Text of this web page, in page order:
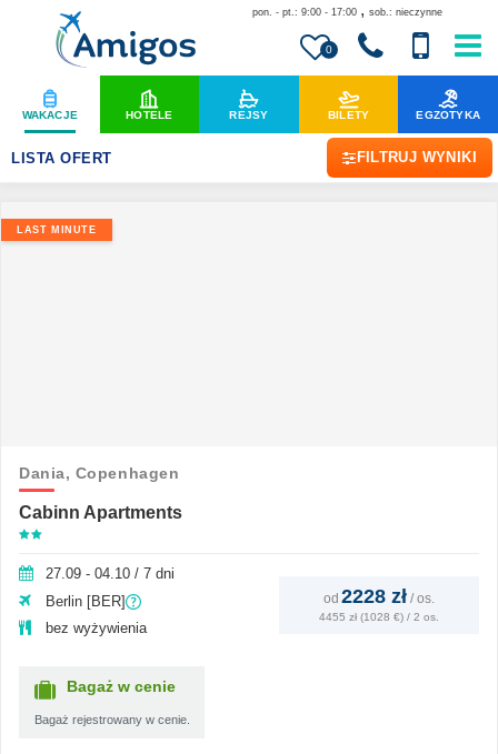
0
pon. - pt.: 9:00 - 17:00 , sob.: nieczynne
WAKACJE HOTELE REJSY BILETY EGZOTYKA
LISTA OFERT FILTRUJ WYNIKI
LAST MINUTE
Dania, Copenhagen
Cabinn Apartments
27.09 - 04.10 / 7 dni
Berlin [BER]
bez wyżywienia
Bagaż w cenie
Bagaż rejestrowany w cenie.
od 2228 zł / os.
4455 zł (1028 €) / 2 os.